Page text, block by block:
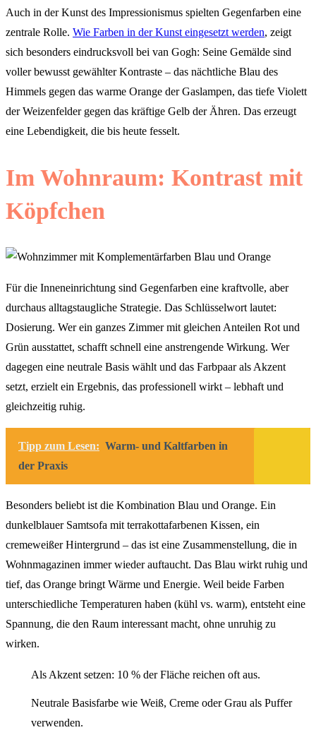
Auch in der Kunst des Impressionismus spielten Gegenfarben eine
zentrale Rolle. Wie Farben in der Kunst eingesetzt werden, zeigt
sich besonders eindrucksvoll bei van Gogh: Seine Gemälde sind
voller bewusst gewählter Kontraste – das nächtliche Blau des
Himmels gegen das warme Orange der Gaslampen, das tiefe Violett
der Weizenfelder gegen das kräftige Gelb der Ähren. Das erzeugt
eine Lebendigkeit, die bis heute fesselt.
Im Wohnraum: Kontrast mit
Köpfchen
Für die Inneneinrichtung sind Gegenfarben eine kraftvolle, aber
durchaus alltagstaugliche Strategie. Das Schlüsselwort lautet:
Dosierung. Wer ein ganzes Zimmer mit gleichen Anteilen Rot und
Grün ausstattet, schafft schnell eine anstrengende Wirkung. Wer
dagegen eine neutrale Basis wählt und das Farbpaar als Akzent
setzt, erzielt ein Ergebnis, das professionell wirkt – lebhaft und
gleichzeitig ruhig.
Tipp zum Lesen: Warm- und Kaltfarben in
der Praxis
Besonders beliebt ist die Kombination Blau und Orange. Ein
dunkelblauer Samtsofa mit terrakottafarbenen Kissen, ein
cremeweißer Hintergrund – das ist eine Zusammenstellung, die in
Wohnmagazinen immer wieder auftaucht. Das Blau wirkt ruhig und
tief, das Orange bringt Wärme und Energie. Weil beide Farben
unterschiedliche Temperaturen haben (kühl vs. warm), entsteht eine
Spannung, die den Raum interessant macht, ohne unruhig zu
wirken.
Als Akzent setzen: 10 % der Fläche reichen oft aus.
Neutrale Basisfarbe wie Weiß, Creme oder Grau als Puffer
verwenden.